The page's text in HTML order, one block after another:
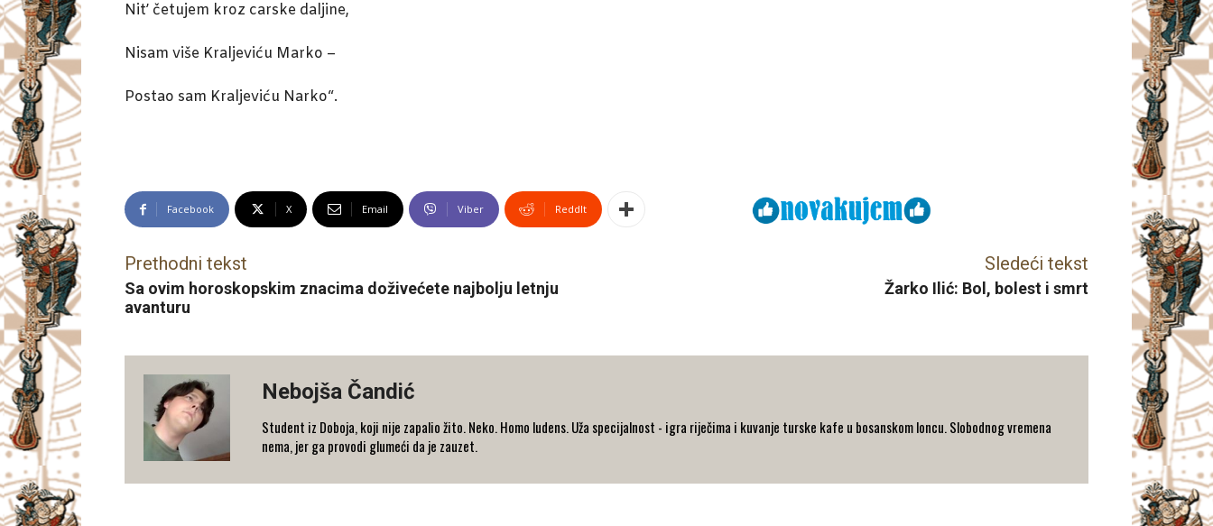
Nit’ četujem kroz carske daljine,
Nisam više Kraljeviću Marko –
Postao sam Kraljeviću Narko“.
Facebook X Email Viber ReddIt
Prethodni tekst
Sa ovim horoskopskim znacima doživećete najbolju letnju
avanturu
Sledeći tekst
Žarko Ilić: Bol, bolest i smrt
Nebojša Čandić
Student iz Doboja, koji nije zapalio žito. Neko. Homo ludens. Uža specijalnost - igra riječima i kuvanje turske kafe u bosanskom loncu. Slobodnog vremena
nema, jer ga provodi glumeći da je zauzet.